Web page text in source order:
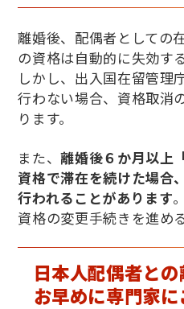
離婚後、配偶者としての
の資格は自動的に失効す
しかし、出入国在留管理
行わない場合、資格取消
ります。
また、離婚後６か月以上
資格で滞在を続けた場合
行われることがあります
資格の変更手続きを進め
日本人配偶者と
お早めに専門家